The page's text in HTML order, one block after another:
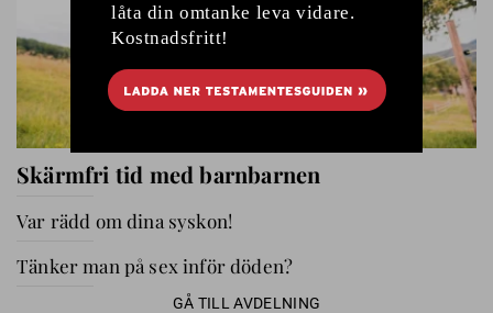
Skärmfri tid med barnbarnen
Var rädd om dina syskon!
Tänker man på sex inför döden?
GÅ TILL AVDELNING